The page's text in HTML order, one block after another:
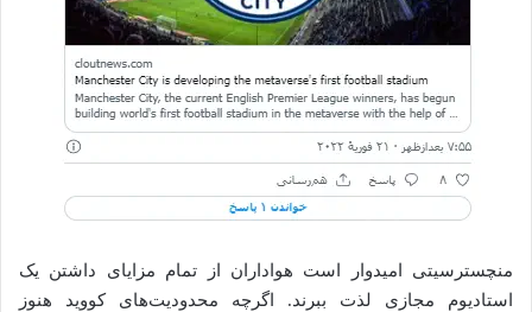
منچسترسیتی امیدوار است هواداران از تمام مزایای داشتن یک
استادیوم مجازی لذت ببرند. اگرچه محدودیت‌های کووید هنوز